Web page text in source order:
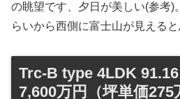
の眺望です、夕日が美しい(参考)
らいから西側に富士山が見えると
Trc-B type 4LDK
7,600万円（坪単価275